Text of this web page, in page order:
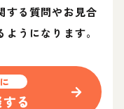
する質問やお見合
うになります。
る